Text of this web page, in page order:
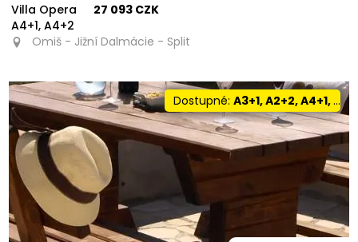
Villa Opera
A4+1, A4+2
27 093 CZK
Omiš - Jižní Dalmácie - Split
Dostupné:A3+1, A2+2, A4+1, A5+0